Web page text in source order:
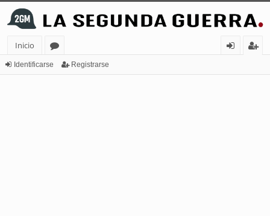
Inicio
or
Identificarse Registrarse